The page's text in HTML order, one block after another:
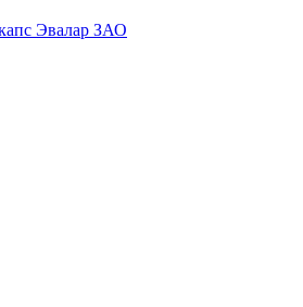
Эвалар ЗАО